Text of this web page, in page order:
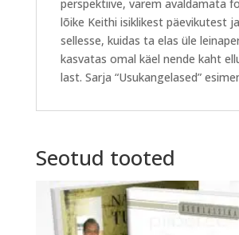
perspektiive, varem avaldamata
lõike Keithi isiklikest päevikutest
sellesse, kuidas ta elas üle
kasvatas omal käel nende kaht
last. Sarja “Usukangelased”
Seotud tooted